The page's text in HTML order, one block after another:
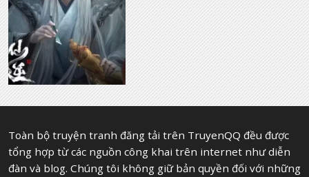
Toàn bộ truyện tranh đăng tải trên TruyenQQ đều được
tổng hợp từ các nguồn công khai trên internet như diễn
đàn và blog. Chúng tôi không giữ bản quyền đối với những